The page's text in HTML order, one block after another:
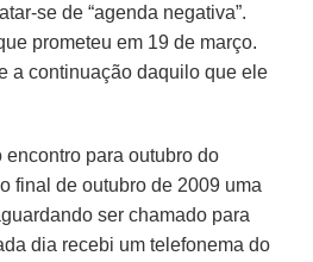
se de “agenda negativa”.
prometeu em 19 de março.
a continuação daquilo que ele
encontro para outubro do
final de outubro de 2009 uma
ser chamado para
dia recebi um telefonema do